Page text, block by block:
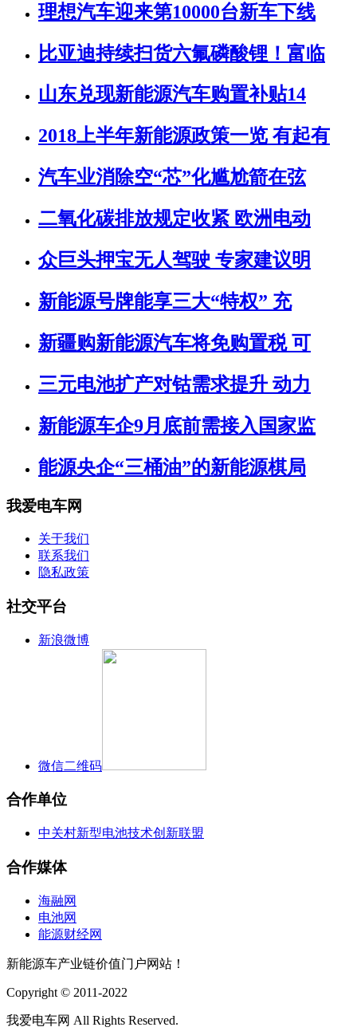
理想汽车迎来第10000台新车下线
比亚迪持续扫货六氟磷酸锂！富临
山东兑现新能源汽车购置补贴14
2018上半年新能源政策一览 有起有
汽车业消除空“芯”化尴尬箭在弦
二氧化碳排放规定收紧 欧洲电动
众巨头押宝无人驾驶 专家建议明
新能源号牌能享三大“特权” 充
新疆购新能源汽车将免购置税 可
三元电池扩产对钴需求提升 动力
新能源车企9月底前需接入国家监
能源央企“三桶油”的新能源棋局
我爱电车网
关于我们
联系我们
隐私政策
社交平台
新浪微博
微信二维码
合作单位
中关村新型电池技术创新联盟
合作媒体
海融网
电池网
能源财经网
新能源车产业链价值门户网站！
Copyright © 2011-2022
我爱电车网 All Rights Reserved.